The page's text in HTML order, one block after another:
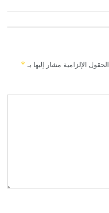
الحقول الإلزامية مشار إليها بـ *